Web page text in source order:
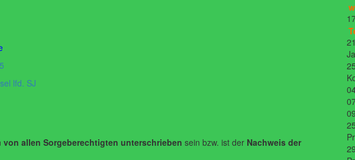
lfd. SJ
von allen Sorgeberechtigten unterschrieben sein bzw. ist der Nachweis der